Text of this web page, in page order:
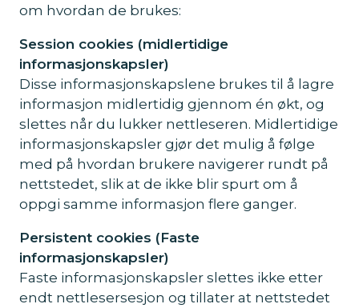
om hvordan de brukes:
Session cookies (midlertidige
informasjonskapsler)
Disse informasjonskapslene brukes til å lagre
informasjon midlertidig gjennom én økt, og
slettes når du lukker nettleseren. Midlertidige
informasjonskapsler gjør det mulig å følge
med på hvordan brukere navigerer rundt på
nettstedet, slik at de ikke blir spurt om å
oppgi samme informasjon flere ganger.
Persistent cookies (Faste
informasjonskapsler)
Faste informasjonskapsler slettes ikke etter
endt nettlesersesjon og tillater at nettstedet